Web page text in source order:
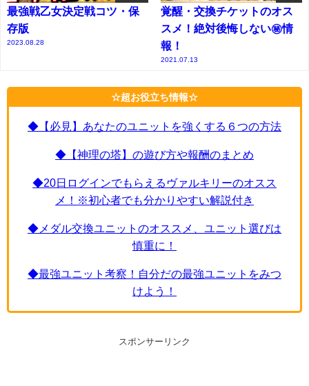
最強戦乙女決定戦コツ・保
存版
2023.08.28
覚醒・交換チケットのオス
スメ！絶対後悔しない㊙情
報！
2021.07.13
☆超お役立ち情報☆
◆【必見】あなたのユニットを強くする６つの方法
◆【神理の塔】の遊び方や報酬のまとめ
◆20日ログインでもらえるヴァルキリーのオスス
メ！※初心者でも分かりやすい解説付き
◆メダル交換ユニットのオススメ、ユニット選びは
慎重に！
◆最強ユニット考察！自分だの最強ユニットをみつ
けよう！
スポンサーリンク